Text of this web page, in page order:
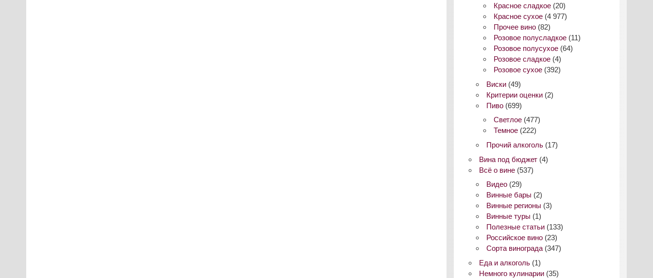
Красное сладкое (20)
Красное сухое (4 977)
Прочее вино (82)
Розовое полусладкое (11)
Розовое полусухое (64)
Розовое сладкое (4)
Розовое сухое (392)
Виски (49)
Критерии оценки (2)
Пиво (699)
Светлое (477)
Темное (222)
Прочий алкоголь (17)
Вина под бюджет (4)
Всё о вине (537)
Видео (29)
Винные бары (2)
Винные регионы (3)
Винные туры (1)
Полезные статьи (133)
Российское вино (23)
Сорта винограда (347)
Еда и алкоголь (1)
Немного кулинарии (35)